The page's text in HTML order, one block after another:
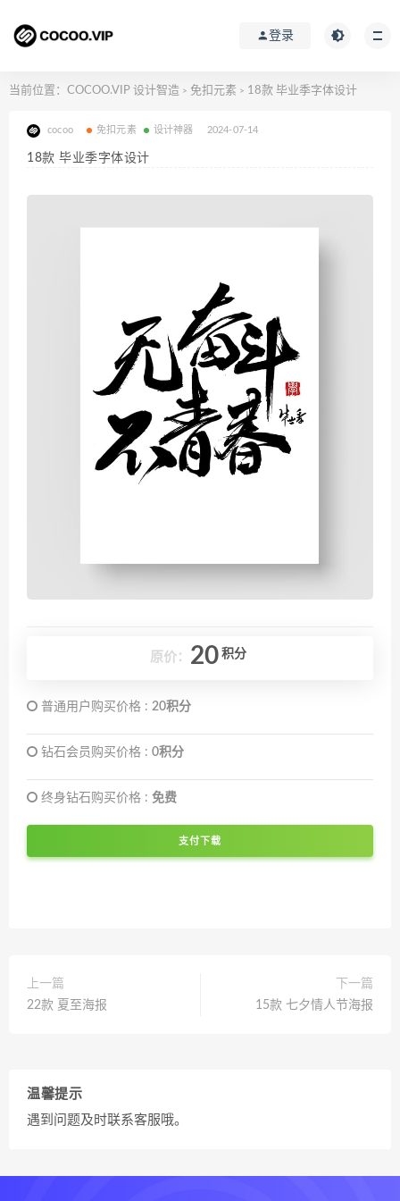
登录
当前位置： COCOO.VIP 设计智造 > 免扣元素 > 18款 毕业季字体设计
cocoo 免扣元素 设计神器 2024-07-14
18款 毕业季字体设计
原价： 20 积分
普通用户购买价格 : 20积分
钻石会员购买价格 : 0积分
终身钻石购买价格 : 免费
支付下载
上一篇
22款 夏至海报
下一篇
15款 七夕情人节海报
温馨提示
遇到问题及时联系客服哦。